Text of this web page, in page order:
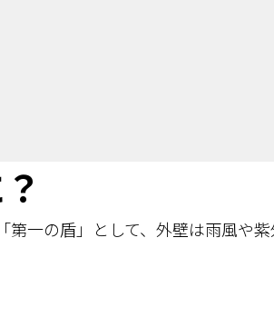
一の盾」として、外壁は雨風や